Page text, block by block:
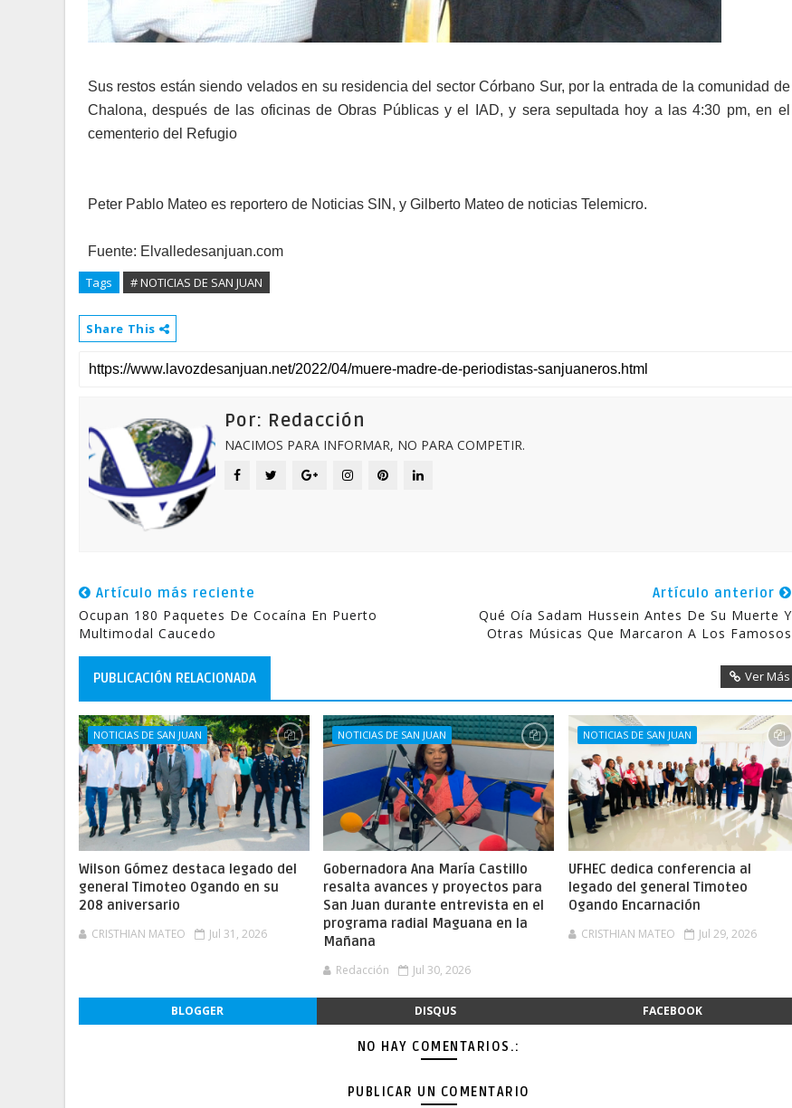
Sus restos están siendo velados en su residencia del sector Córbano Sur, por la entrada de la comunidad de
Chalona, después de las oficinas de Obras Públicas y el IAD, y sera sepultada hoy a las 4:30 pm, en el
cementerio del Refugio
Peter Pablo Mateo es reportero de Noticias SIN, y Gilberto Mateo de noticias Telemicro.
Fuente: Elvalledesanjuan.com
Tags # NOTICIAS DE SAN JUAN
Share This
Por: Redacción
NACIMOS PARA INFORMAR, NO PARA COMPETIR.
Artículo más reciente
Ocupan 180 Paquetes De Cocaína En Puerto
Multimodal Caucedo
Artículo anterior
Qué Oía Sadam Hussein Antes De Su Muerte Y
Otras Músicas Que Marcaron A Los Famosos
PUBLICACIÓN RELACIONADA Ver Más
NOTICIAS DE SAN JUAN
Wilson Gómez destaca legado del
general Timoteo Ogando en su
208 aniversario
CRISTHIAN MATEO Jul 31, 2026
NOTICIAS DE SAN JUAN
Gobernadora Ana María Castillo
resalta avances y proyectos para
San Juan durante entrevista en el
programa radial Maguana en la
Mañana
Redacción Jul 30, 2026
NOTICIAS DE SAN JUAN
UFHEC dedica conferencia al
legado del general Timoteo
Ogando Encarnación
CRISTHIAN MATEO Jul 29, 2026
BLOGGER DISQUS FACEBOOK
NO HAY COMENTARIOS.:
PUBLICAR UN COMENTARIO